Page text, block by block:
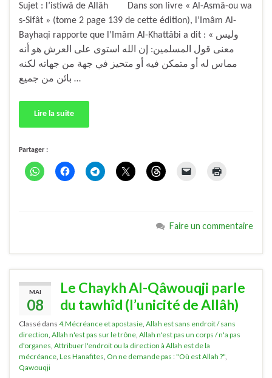
Sujet : l’istiwâ de Allâh Dans son livre « Al-Asmâ-ou wa
s-Sifât » (tome 2 page 139 de cette édition), l’Imâm Al-
Bayhaqi rapporte que l’Imâm Al-Khattâbi a dit : « وليس
معنى قول المسلمين: إن الله استوى على العرش هو أنه
مماس له أو متمكن فيه أو متحيز في جهة من جهاته لكنه
بائن من جميع …
Lire la suite
Partager :
Faire un commentaire
MAI
08
Le Chaykh Al-Qâwouqji parle
du tawhîd (l’unicité de Allâh)
Classé dans 4.Mécréance et apostasie, Allah est sans endroit / sans
direction, Allah n'est pas sur le trône, Allah n'est pas un corps / n'a pas
d'organes, Attribuer l'endroit ou la direction à Allah est de la
mécréance, Les Hanafites, On ne demande pas : "Où est Allah ?",
Qawouqji